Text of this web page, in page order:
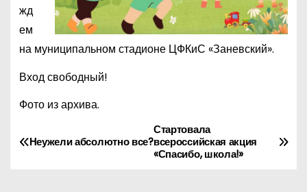
жд
ем
на муниципальном стадионе ЦФКиС «Заневский».
Вход свободный!
Фото из архива.
Н
Стартовала
всероссийская акция
«Спасибо, школа!»
Неужели абсолютно все?